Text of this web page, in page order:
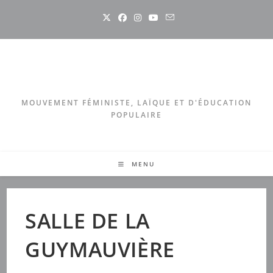
content
MOUVEMENT FÉMINISTE, LAÏQUE ET D'ÉDUCATION
POPULAIRE
MENU
SALLE DE LA
GUYMAUVIÈRE